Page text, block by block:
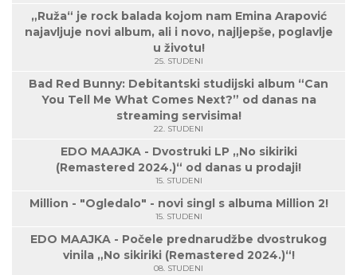
„Ruža“ je rock balada kojom nam Emina Arapović
najavljuje novi album, ali i novo, najljepše, poglavlje
u životu!
25. STUDENI
Bad Red Bunny: Debitantski studijski album “Can
You Tell Me What Comes Next?” od danas na
streaming servisima!
22. STUDENI
EDO MAAJKA - Dvostruki LP „No sikiriki
(Remastered 2024.)“ od danas u prodaji!
15. STUDENI
Million - "Ogledalo" - novi singl s albuma Million 2!
15. STUDENI
EDO MAAJKA - Počele prednarudžbe dvostrukog
vinila „No sikiriki (Remastered 2024.)“!
08. STUDENI